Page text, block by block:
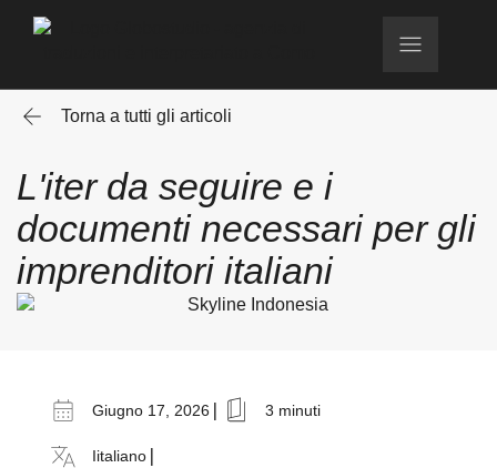
Torna a tutti gli articoli
L'iter da seguire e i
documenti necessari per gli
imprenditori italiani
Giugno 17, 2026 | 3 minuti
Iitaliano|